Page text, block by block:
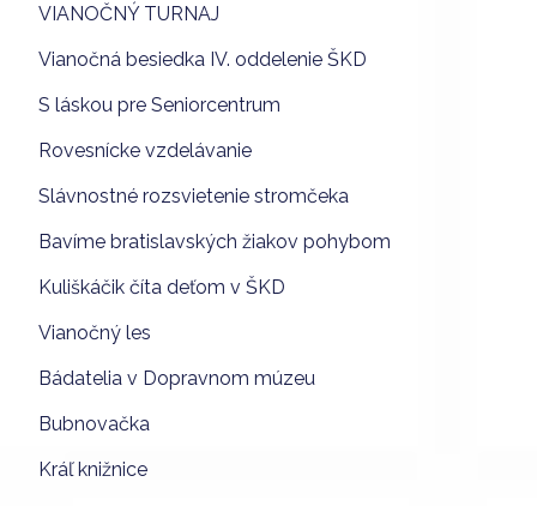
VIANOČNÝ TURNAJ
Vianočná besiedka IV. oddelenie ŠKD
S láskou pre Seniorcentrum
Rovesnícke vzdelávanie
Slávnostné rozsvietenie stromčeka
Bavíme bratislavských žiakov pohybom
Kuliškáčik číta deťom v ŠKD
Vianočný les
Bádatelia v Dopravnom múzeu
Bubnovačka
Kráľ knižnice